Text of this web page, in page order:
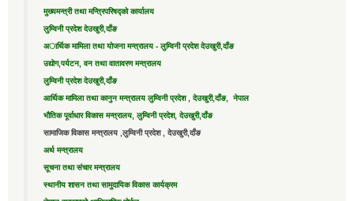
मुख्यमन्त्री तथा मन्त्रिपरिषद्को कार्यालय
लुम्विनी प्रदेश देउखुरी,दाँङ
अार्थिक मामिला तथा योजना मन्त्रालय - लुम्विनी प्रदेश देउखुरी,दाँङ
उद्याेग,पर्यटन, वन तथा वातावरण मन्त्रालय
लुम्विनी प्रदेश देउखुरी,दाँङ
आर्थिक मामिला तथा कानुन मन्त्रालय लुम्विनी प्रदेश , देउखुरी,दाँङ, नेपाल
भौतिक पूर्वाधार विकास मन्त्रालय, लुम्विनी प्रदेश, देउखुरी,दाँङ
सामाजिक विकास मन्त्रालय ,लुम्विनी प्रदेश , देउखुरी,दाँङ
अर्थ मन्त्रालय
सूचना तथा संचार मन्त्रालय
स्थानीय शासन तथा सामुदायिक विकास कार्यक्रम